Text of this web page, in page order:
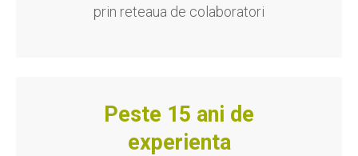
prin reteaua de colaboratori
Peste 15 ani de
experienta